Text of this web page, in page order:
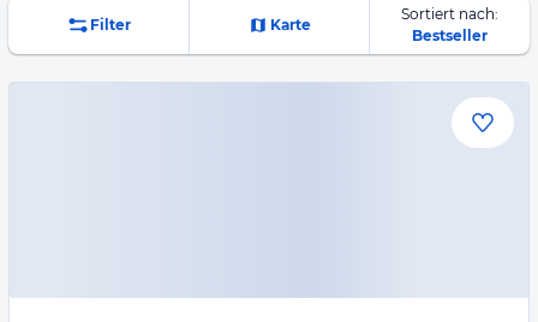
Filter Karte
Sortiert nach:
Bestseller